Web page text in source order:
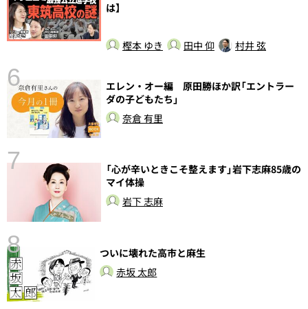
は】
樫本 ゆき 田中 仰 村井 弦
6
エレン・オー編 原田勝ほか訳「エントラー
ダの子どもたち」
奈倉 有里
7
「心が辛いときこそ整えます」岩下志麻85歳の
マイ体操
岩下 志麻
8
ついに壊れた高市と麻生
赤坂 太郎